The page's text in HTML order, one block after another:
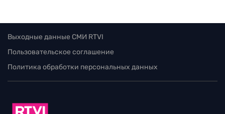
Выходные данные СМИ RTVI
Пользовательское соглашение
Политика обработки персональных данных